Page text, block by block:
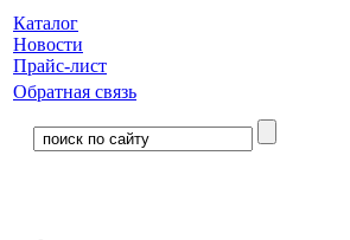
Каталог
Новости
Прайс-лист
Обратная связь